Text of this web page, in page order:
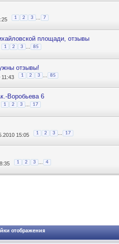
1 2 3 ... 7
площади, отзывы
1 2 3 85
отзывы!
11:43 1 2 3 85
Воробьева 6
1 2 3 17
15:05 1 2 3 17
1 2 3 4
отображения